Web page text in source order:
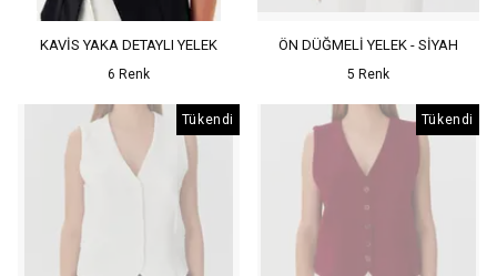
KAVİS YAKA DETAYLI YELEK
6 Renk
ÖN DÜĞMELİ YELEK - SİYAH
5 Renk
Tükendi Tükendi